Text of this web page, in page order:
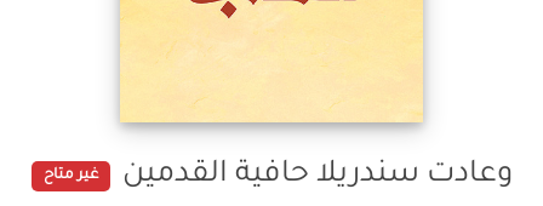
وعادت سندريلا حافية القدمين غير متاح